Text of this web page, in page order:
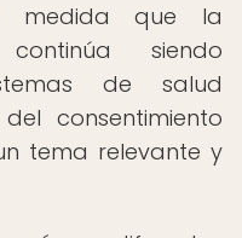
medida que la
siendo
de salud
consentimiento
tema relevante y